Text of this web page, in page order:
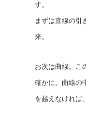
す。
まずは直線の引
来。
お次は曲線。こ
確かに。曲線の
を越えなければ